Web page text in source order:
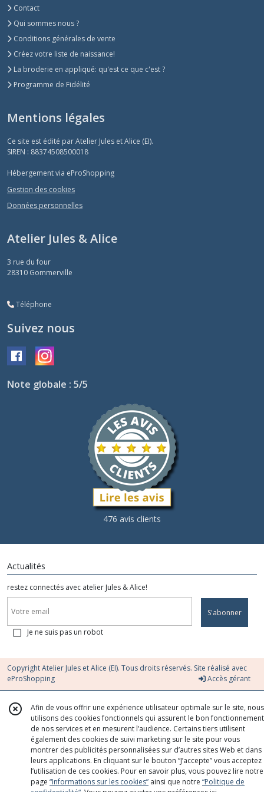
Contact
Qui sommes nous ?
Conditions générales de vente
Créez votre liste de naissance!
La broderie en appliqué: qu'est ce que c'est ?
Programme de Fidélité
Mentions légales
Ce site est édité par Atelier Jules et Alice (EI).
SIREN : 88374508500018
Hébergement via eProShopping
Gestion des cookies
Données personnelles
Atelier Jules & Alice
3 rue du four
28310 Gommerville
Téléphone
Suivez nous
Note globale : 5/5
476 avis clients
Actualités
restez connectés avec atelier Jules & Alice!
S'abonner
Je ne suis pas un robot
Copyright Atelier Jules et Alice (EI). Tous droits réservés. Site réalisé avec
eProShopping
Accès gérant
Afin de vous offrir une expérience utilisateur optimale sur le site, nous
utilisons des cookies fonctionnels qui assurent le bon fonctionnement
de nos services et en mesurent l’audience. Certains tiers utilisent
également des cookies de suivi marketing sur le site pour vous
montrer des publicités personnalisées sur d’autres sites Web et dans
leurs applications. En cliquant sur le bouton “J’accepte” vous acceptez
l’utilisation de ces cookies. Pour en savoir plus, vous pouvez lire notre
page “Informations sur les cookies” ainsi que notre “Politique de